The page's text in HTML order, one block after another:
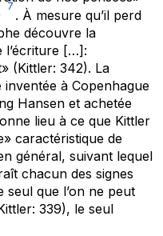
7
. À mesure qu’il perd
découvre la
l’écriture […]:
(Kittler: 342). La
à Copenhague
Hansen et achetée
lieu à ce que Kittler
caractéristique de
général, suivant lequel
chacun des signes
seul que l’on ne peut
339), le seul